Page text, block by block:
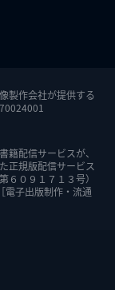
製作会社が提供する
籍配信サービスが、
正規版配信サービス
６０９１７１３号）
電子出版制作・流通